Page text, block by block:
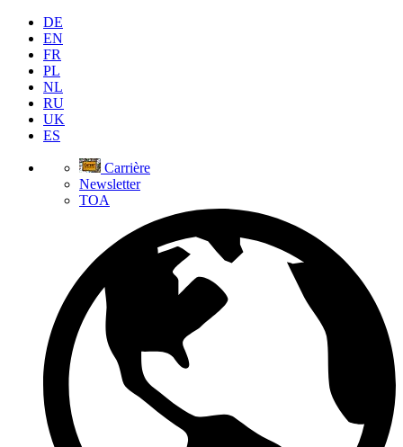
DE
EN
FR
PL
NL
RU
UK
ES
Carrière
Newsletter
TOA